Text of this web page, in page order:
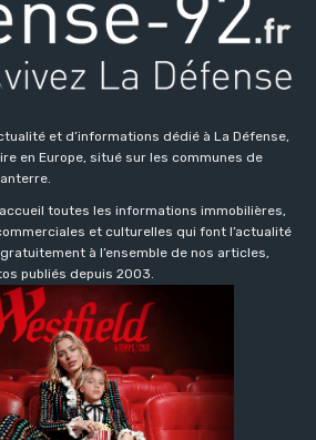
et d’informations dédié à La Défense,
en Europe, situé sur les communes de
toutes les informations immobilières,
et culturelles qui font l’actualité
à l’ensemble de nos articles,
publiés depuis 2003.